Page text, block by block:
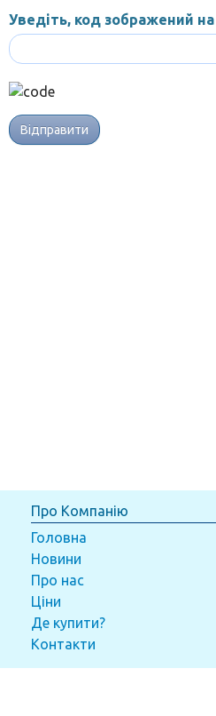
Уведіть, код зображений
Відправити
Про Компанію
Головна
Новини
Про нас
Ціни
Де купити?
Контакти